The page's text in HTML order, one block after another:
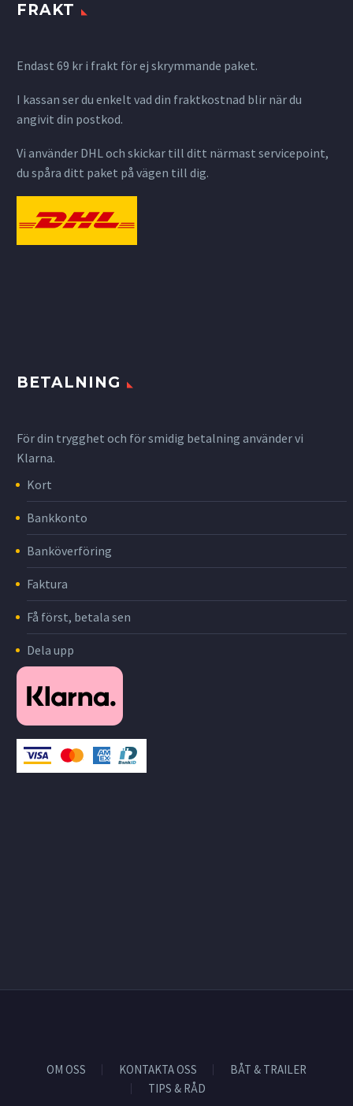
FRAKT
Endast 69 kr i frakt för ej skrymmande paket.
I kassan ser du enkelt vad din fraktkostnad blir när du
angivit din postkod.
Vi använder DHL och skickar till ditt närmast servicepoint,
du spåra ditt paket på vägen till dig.
BETALNING
För din trygghet och för smidig betalning använder vi
Klarna.
Kort
Bankkonto
Banköverföring
Faktura
Få först, betala sen
Dela upp
OM OSS KONTAKTA OSS
BÅT & TRAILER
TIPS & RÅD